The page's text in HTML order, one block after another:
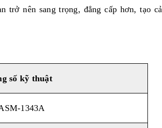
trở nên sang trọng, đẳng cấp hơn, tạo
số kỹ thuật
1343A